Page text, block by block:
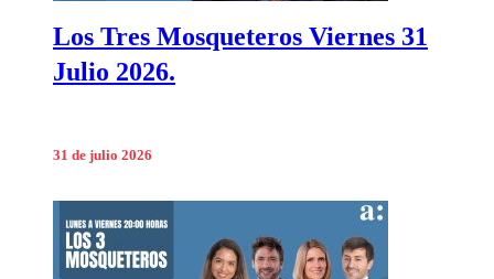
Los Tres Mosqueteros Viernes 31
Julio 2026.
31 de julio 2026